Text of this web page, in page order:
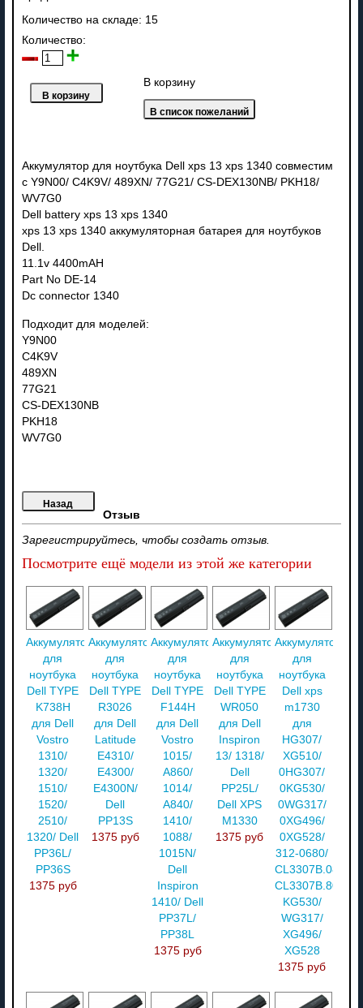
Количество на складе: 15
Количество:
В корзину
Аккумулятор для ноутбука Dell xps 13 xps 1340 совместим
с Y9N00/ C4K9V/ 489XN/ 77G21/ CS-DEX130NB/ PKH18/
WV7G0
Dell battery xps 13 xps 1340
xps 13 xps 1340 аккумуляторная батарея для ноутбуков
Dell.
11.1v 4400mAH
Part No DE-14
Dc connector 1340
Подходит для моделей:
Y9N00
C4K9V
489XN
77G21
CS-DEX130NB
PKH18
WV7G0
Отзыв
Зарегистрируйтесь, чтобы создать отзыв.
Посмотрите ещё модели из этой же категории
Аккумулятор
для
ноутбука
Dell TYPE
K738H
для Dell
Vostro
1310/
1320/
1510/
1520/
2510/
1320/ Dell
PP36L/
PP36S
1375 руб
Аккумулятор
для
ноутбука
Dell TYPE
R3026
для Dell
Latitude
E4310/
E4300/
E4300N/
Dell
PP13S
1375 руб
Аккумулятор
для
ноутбука
Dell TYPE
F144H
для Dell
Vostro
1015/
A860/
1014/
A840/
1410/
1088/
1015N/
Dell
Inspiron
1410/ Dell
PP37L/
PP38L
1375 руб
Аккумулятор
для
ноутбука
Dell TYPE
WR050
для Dell
Inspiron
13/ 1318/
Dell
PP25L/
Dell XPS
M1330
1375 руб
Аккумулятор
для
ноутбука
Dell xps
m1730
для
HG307/
XG510/
0HG307/
0KG530/
0WG317/
0XG496/
0XG528/
312-0680/
CL3307B.085/
CL3307B.806/
KG530/
WG317/
XG496/
XG528
1375 руб